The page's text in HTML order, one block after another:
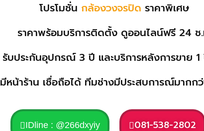
โปรโมชั่น กล้องวงจรปิด ราคาพิเศษ
ราคาพร้อมบริการติดตั้ง ดูออนไลน์ฟรี 24 ช
รับประกันอุปกรณ์ 3 ปี และบริการหลังการขาย 1
มีหน้าร้าน เชื่อถือได้ ทีมช่างมีประสบการณ์มากก
IDline : @266dxyiy 081-538-2802